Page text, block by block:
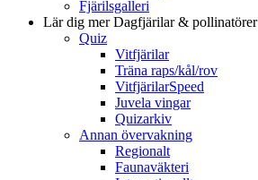
Fjärilsgalleri
Lär dig merDagfjärilar & pollinatörer
Quiz
Vitfjärilar
Träna raps/kål/rov
VitfjärilarSpeed
Juvela vingar
Quizarkiv
Annan övervakning
Regionalt
Faunaväkteri